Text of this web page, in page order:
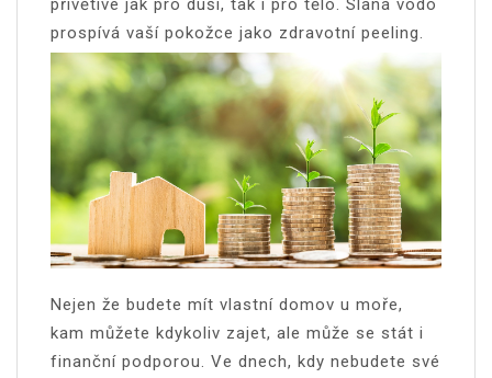
přívětivé jak pro duši, tak i pro tělo. Slaná vodo
prospívá vaší pokožce jako zdravotní peeling.
Nejen že budete mít vlastní domov u moře,
kam můžete kdykoliv zajet, ale může se stát i
finanční podporou. Ve dnech, kdy nebudete své